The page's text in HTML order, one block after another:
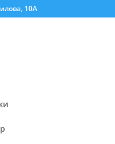
10А